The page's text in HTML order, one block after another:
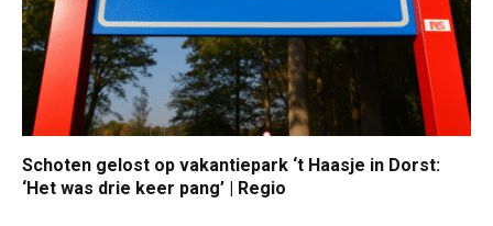
Schoten gelost op vakantiepark ‘t Haasje in Dorst:
‘Het was drie keer pang’ | Regio